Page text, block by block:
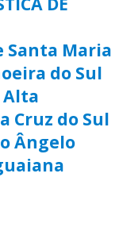
Santa Maria
do Sul
Alta
Cruz do Sul
Ângelo